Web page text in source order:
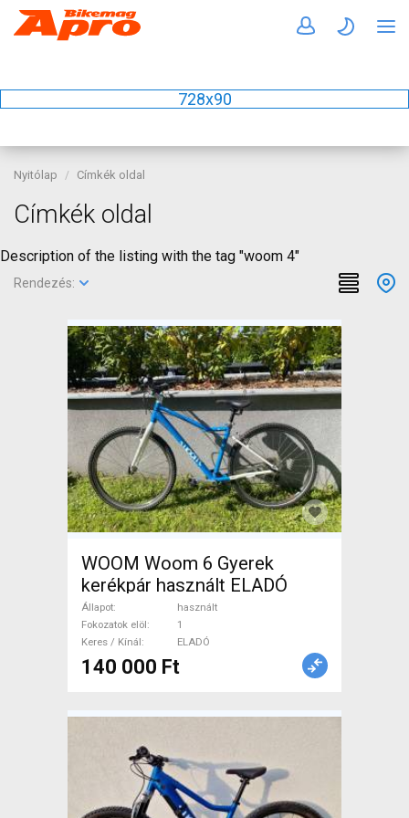
728x90
Nyitólap Címkék oldal
Címkék oldal
Description of the listing with the tag "woom 4"
Rendezés:
WOOM Woom 6 Gyerek
kerékpár használt ELADÓ
Állapot
használt
Fokozatok elöl
1
Keres / Kínál
ELADÓ
140 000 Ft